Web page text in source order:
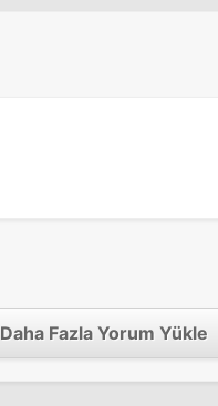
Daha Fazla Yorum Yükle